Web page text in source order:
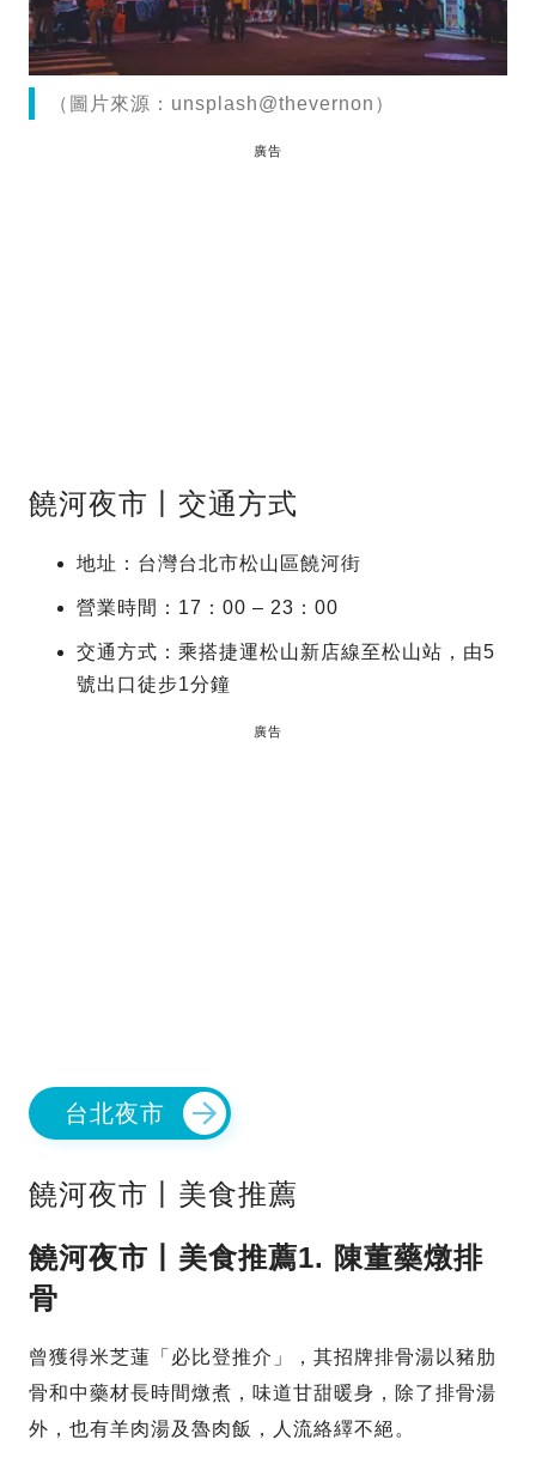
（圖片來源：unsplash@thevernon）
廣告
饒河夜市丨交通方式
地址：台灣台北市松山區饒河街
營業時間：17：00 – 23：00
交通方式：乘搭捷運松山新店線至松山站，由5
號出口徒步1分鐘
廣告
台北夜市
饒河夜市丨美食推薦
饒河夜市丨美食推薦1. 陳董藥燉排
骨
曾獲得米芝蓮「必比登推介」，其招牌排骨湯以豬肋
骨和中藥材長時間燉煮，味道甘甜暖身，除了排骨湯
外，也有羊肉湯及魯肉飯，人流絡繹不絕。